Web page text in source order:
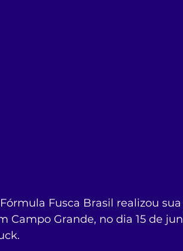
Fusca Brasil realizou
Campo Grande, no dia 15 de